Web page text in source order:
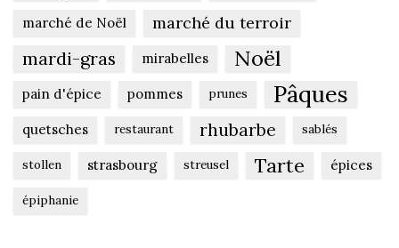
marché de Noël marché du terroir
mardi-gras mirabelles Noël
pain d'épice pommes prunes Pâques
quetsches restaurant rhubarbe sablés
stollen strasbourg streusel Tarte épices
épiphanie